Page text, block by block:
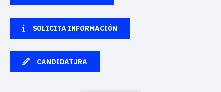
SOLICITA INFORMACIÓN
CANDIDATURA